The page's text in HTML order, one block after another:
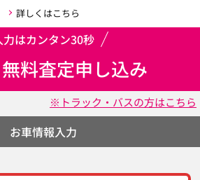
詳しくはこちら
力はカンタン30秒
料査定申し込み
※トラック・バスの方はこちら
お車情報入力